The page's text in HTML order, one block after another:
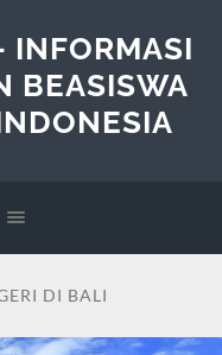
INFORMASI
BEASISWA
DI BALI